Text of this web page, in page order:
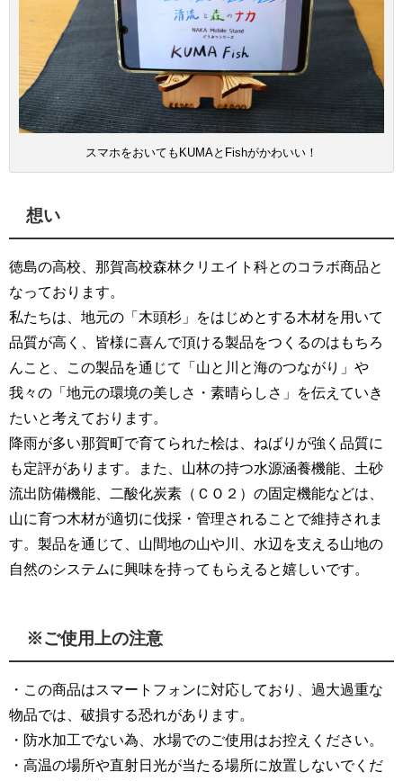
スマホをおいてもKUMAとFishがかわいい！
想い
徳島の高校、那賀高校森林クリエイト科とのコラボ商品と
なっております。
私たちは、地元の「木頭杉」をはじめとする木材を用いて
品質が高く、皆様に喜んで頂ける製品をつくるのはもちろ
んこと、この製品を通じて「山と川と海のつながり」や
我々の「地元の環境の美しさ・素晴らしさ」を伝えていき
たいと考えております。
降雨が多い那賀町で育てられた桧は、ねばりが強く品質に
も定評があります。また、山林の持つ水源涵養機能、土砂
流出防備機能、二酸化炭素（ＣＯ２）の固定機能などは、
山に育つ木材が適切に伐採・管理されることで維持されま
す。製品を通じて、山間地の山や川、水辺を支える山地の
自然のシステムに興味を持ってもらえると嬉しいです。
※ご使用上の注意
・この商品はスマートフォンに対応しており、過大過重な
物品では、破損する恐れがあります。
・防水加工でない為、水場でのご使用はお控えください。
・高温の場所や直射日光が当たる場所に放置しないでくだ